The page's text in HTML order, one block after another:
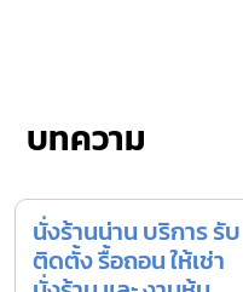
บทความ
นั่งร้านน่าน บริการ รับ
ติดตั้ง รื้อถอน ให้เช่า